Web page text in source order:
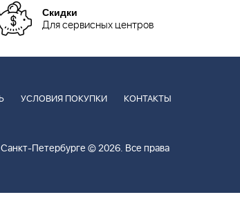
Скидки
Для сервисных центров
УСЛОВИЯ ПОКУПКИ КОНТАКТЫ
Петербурге © 2026. Все права